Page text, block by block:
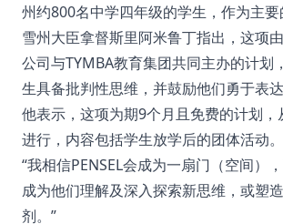
州约800名中学四年级的学生，作为主要
雪州大臣拿督斯里阿米鲁丁指出，这项
公司与TYMBA教育集团共同主办的计划
生具备批判性思维，并鼓励他们勇于表达
他表示，这项为期9个月且免费的计划，
进行，内容包括学生放学后的团体活动。
“我相信PENSEL会成为一扇门（空间）
成为他们理解及深入探索新思维，或塑
剂。”